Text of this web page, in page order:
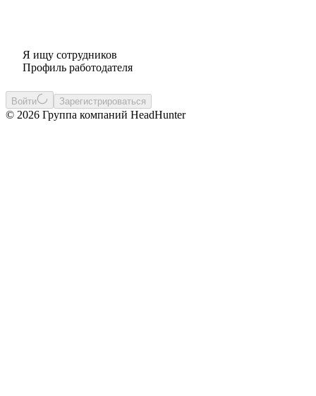
Я ищу сотрудников
Профиль работодателя
Войти Зарегистрироваться
© 2026 Группа компаний HeadHunter